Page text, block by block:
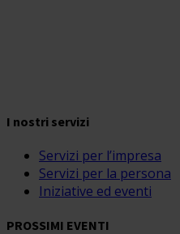
I nostri servizi
Servizi per l’impresa
Servizi per la persona
Iniziative ed eventi
PROSSIMI EVENTI